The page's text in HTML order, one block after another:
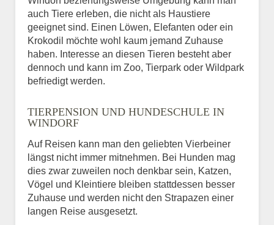
auch Tiere erleben, die nicht als Haustiere
geeignet sind. Einen Löwen, Elefanten oder ein
Krokodil möchte wohl kaum jemand Zuhause
haben. Interesse an diesen Tieren besteht aber
dennoch und kann im Zoo, Tierpark oder Wildpark
befriedigt werden.
TIERPENSION UND HUNDESCHULE IN
WINDORF
Auf Reisen kann man den geliebten Vierbeiner
längst nicht immer mitnehmen. Bei Hunden mag
dies zwar zuweilen noch denkbar sein, Katzen,
Vögel und Kleintiere bleiben stattdessen besser
Zuhause und werden nicht den Strapazen einer
langen Reise ausgesetzt.